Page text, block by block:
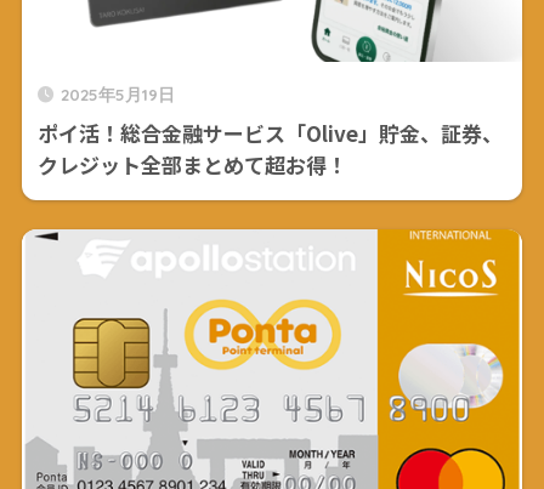
2025年5月19日
ポイ活！総合金融サービス「Olive」貯金、証券、
クレジット全部まとめて超お得！